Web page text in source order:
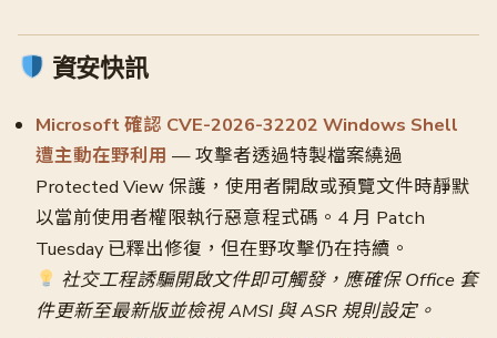
資安快訊
Microsoft 確認 CVE-2026-32202 Windows Shell
遭主動在野利用 — 攻擊者透過特製檔案繞過
Protected View 保護，使用者開啟或預覽文件時靜默
以當前使用者權限執行惡意程式碼。4 月 Patch
Tuesday 已釋出修復，但在野攻擊仍在持續。
社交工程誘騙開啟文件即可觸發，應確保 Office 套
件更新至最新版並檢視 AMSI 與 ASR 規則設定。